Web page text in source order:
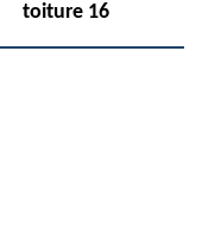
toiture 16